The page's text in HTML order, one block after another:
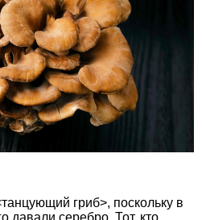
гриб>, поскольку в
давали серебро. Тот, кто